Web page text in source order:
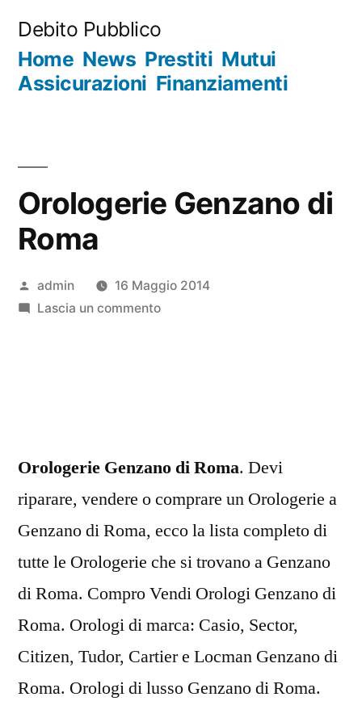
contenuto
Debito Pubblico
Home News Prestiti Mutui
Assicurazioni Finanziamenti
Orologerie Genzano di
Roma
Pubblicato
da
admin
16 Maggio 2014
Lascia un commentosu
Orologerie Genzano di Roma. Devi
riparare, vendere o comprare un Orologerie a
Genzano di Roma, ecco la lista completo di
tutte le Orologerie che si trovano a Genzano
di Roma. Compro Vendi Orologi Genzano di
Roma. Orologi di marca: Casio, Sector,
Citizen, Tudor, Cartier e Locman Genzano di
Roma. Orologi di lusso Genzano di Roma.